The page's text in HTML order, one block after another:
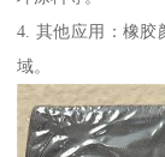
4. 其他应用：橡胶
域。